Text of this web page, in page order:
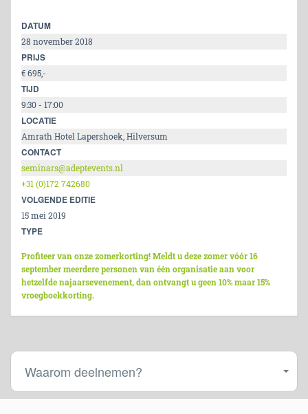
DATUM
28 november 2018
PRIJS
€ 695,-
TIJD
9:30 - 17:00
LOCATIE
Amrath Hotel Lapershoek, Hilversum
CONTACT
seminars@adeptevents.nl
+31 (0)172 742680
VOLGENDE EDITIE
15 mei 2019
TYPE
Profiteer van onze zomerkorting! Meldt u deze zomer vóór 16
september meerdere personen van één organisatie aan voor
hetzelfde najaarsevenement, dan ontvangt u geen 10% maar 15%
vroegboekkorting.
Waarom deelnemen?